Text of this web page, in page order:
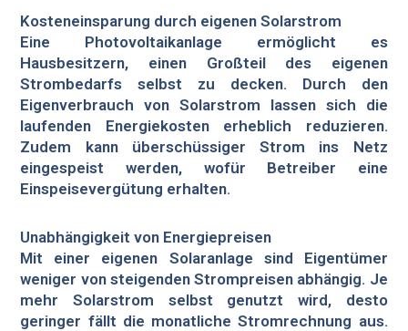
Kosteneinsparung durch eigenen Solarstrom
Eine Photovoltaikanlage ermöglicht es
Hausbesitzern, einen Großteil des eigenen
Strombedarfs selbst zu decken. Durch den
Eigenverbrauch von Solarstrom lassen sich die
laufenden Energiekosten erheblich reduzieren.
Zudem kann überschüssiger Strom ins Netz
eingespeist werden, wofür Betreiber eine
Einspeisevergütung erhalten.
Unabhängigkeit von Energiepreisen
Mit einer eigenen Solaranlage sind Eigentümer
weniger von steigenden Strompreisen abhängig. Je
mehr Solarstrom selbst genutzt wird, desto
geringer fällt die monatliche Stromrechnung aus.